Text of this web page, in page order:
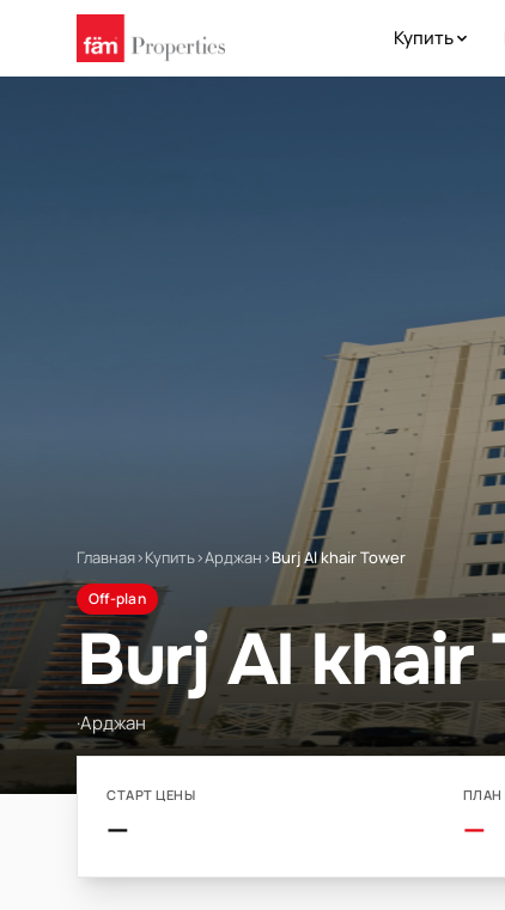
Купить
Главная›Купить›Арджан›Burj Al khair Tower
Off-plan
Burj Al khair
·Арджан
СТАРТ ЦЕНЫ
—
ПЛАН
—